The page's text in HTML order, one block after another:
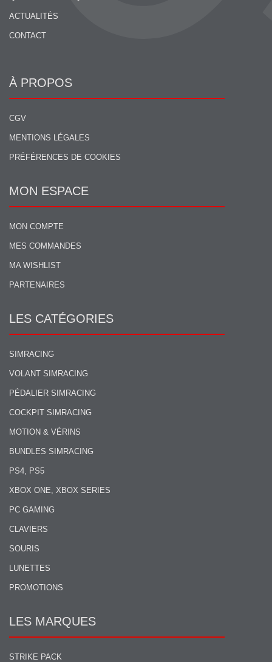
ACTUALITÉS
CONTACT
À PROPOS
CGV
MENTIONS LÉGALES
PRÉFÉRENCES DE COOKIES
MON ESPACE
MON COMPTE
MES COMMANDES
MA WISHLIST
PARTENAIRES
LES CATÉGORIES
SIMRACING
VOLANT SIMRACING
PÉDALIER SIMRACING
COCKPIT SIMRACING
MOTION & VÉRINS
BUNDLES SIMRACING
PS4, PS5
XBOX ONE, XBOX SERIES
PC GAMING
CLAVIERS
SOURIS
LUNETTES
PROMOTIONS
LES MARQUES
STRIKE PACK